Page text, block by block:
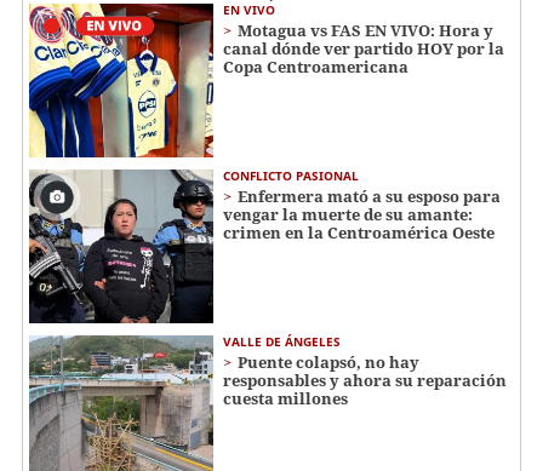
EN VIVO
Motagua vs FAS EN VIVO: Hora y
canal dónde ver partido HOY por la
Copa Centroamericana
CONFLICTO PASIONAL
Enfermera mató a su esposo para
vengar la muerte de su amante:
crimen en la Centroamérica Oeste
VALLE DE ÁNGELES
Puente colapsó, no hay
responsables y ahora su reparación
cuesta millones